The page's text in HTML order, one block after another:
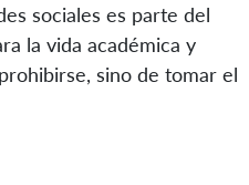
sociales es parte del
la vida académica y
sino de tomar el